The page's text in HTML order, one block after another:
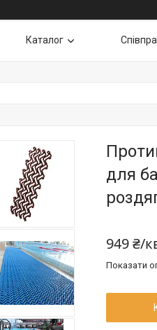
Каталог
для
949 ₴/
Показати